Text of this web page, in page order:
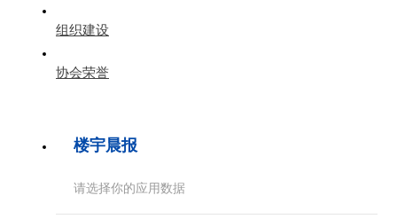
组织建设
协会荣誉
楼宇晨报
请选择你的应用数据